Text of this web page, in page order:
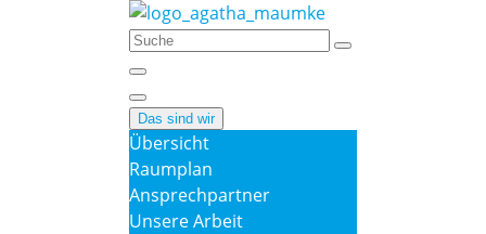
Das sind wir
Übersicht
Raumplan
Ansprechpartner
Unsere Arbeit